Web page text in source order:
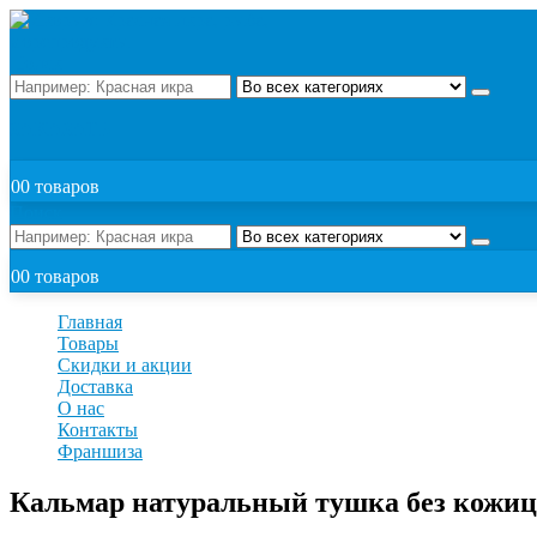
00 товаров
00 товаров
Главная
Товары
Скидки и акции
Доставка
О нас
Контакты
Франшиза
Кальмар натуральный тушка без